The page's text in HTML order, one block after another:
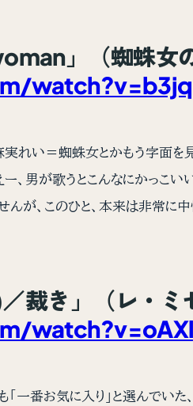
」（蜘蛛女
実れい＝蜘蛛女とかもう字面
えー、男が歌うとこんなにか
が、このひと、本来は非常
裁き」（レ・ミ
番お気に入り」と選んでいた